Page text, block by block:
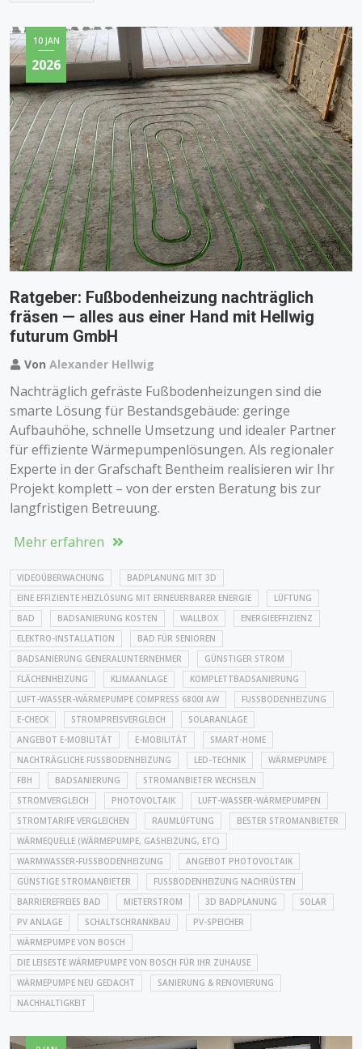
Ratgeber: Fußbodenheizung nachträglich
fräsen — alles aus einer Hand mit Hellwig
futurum GmbH
10 JAN
2026
Von Alexander Hellwig
Nachträglich gefräste Fußbodenheizungen sind die
smarte Lösung für Bestandsgebäude: geringe
Aufbauhöhe, schnelle Umsetzung und idealer Partner
für effiziente Wärmepumpenlösungen. Als regionaler
Experte in der Grafschaft Bentheim realisieren wir Ihr
Projekt komplett – von der ersten Beratung bis zur
langfristigen Betreuung.
Mehr erfahren
VIDEOÜBERWACHUNG
BADPLANUNG MIT 3D
EINE EFFIZIENTE HEIZLÖSUNG MIT ERNEUERBARER ENERGIE
LÜFTUNG
BAD
BADSANIERUNG KOSTEN WALLBOX
ENERGIEEFFIZIENZ
ELEKTRO-INSTALLATION
BAD FÜR SENIOREN
BADSANIERUNG GENERALUNTERNEHMER
GÜNSTIGER STROM
FLÄCHENHEIZUNG
KLIMAANLAGE
KOMPLETTBADSANIERUNG
LUFT-WASSER-WÄRMEPUMPE COMPRESS 6800I AW
FUSSBODENHEIZUNG
E-CHECK
STROMPREISVERGLEICH
SOLARANLAGE
ANGEBOT E-MOBILITÄT
E-MOBILITÄT
SMART-HOME
NACHTRÄGLICHE FUSSBODENHEIZUNG
LED-TECHNIK
WÄRMEPUMPE
FBH
BADSANIERUNG
STROMANBIETER WECHSELN
STROMVERGLEICH
PHOTOVOLTAIK
LUFT-WASSER-WÄRMEPUMPEN
STROMTARIFE VERGLEICHEN
RAUMLÜFTUNG
BESTER STROMANBIETER
WÄRMEQUELLE (WÄRMEPUMPE, GASHEIZUNG, ETC)
WARMWASSER-FUSSBODENHEIZUNG
ANGEBOT PHOTOVOLTAIK
GÜNSTIGE STROMANBIETER
FUSSBODENHEIZUNG NACHRÜSTEN
BARRIEREFREIES BAD
MIETERSTROM 3D BADPLANUNG
SOLAR
PV ANLAGE
SCHALTSCHRANKBAU
PV-SPEICHER
WÄRMEPUMPE VON BOSCH
DIE LEISESTE WÄRMEPUMPE VON BOSCH FÜR IHR ZUHAUSE
WÄRMEPUMPE NEU GEDACHT
SANIERUNG & RENOVIERUNG
NACHHALTIGKEIT